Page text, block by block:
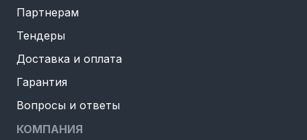
Партнерам
Тендеры
Доставка и оплата
Гарантия
Вопросы и ответы
КОМПАНИЯ